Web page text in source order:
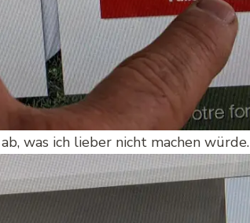
was ich lieber nicht machen würde.